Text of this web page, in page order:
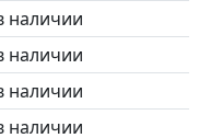
наличии
наличии
наличии
наличии